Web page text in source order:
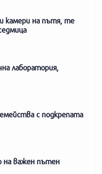
камери на пътя, те
лаборатория,
с подкрепата
на важен пътен